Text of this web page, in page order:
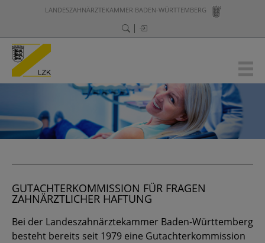
LANDESZAHNÄRZTEKAMMER BADEN-WÜRTTEMBERG
GUTACHTERKOMMISSION FÜR FRAGEN
ZAHNÄRZTLICHER HAFTUNG
Bei der Landeszahnärztekammer Baden-Württemberg
besteht bereits seit 1979 eine Gutachterkommission